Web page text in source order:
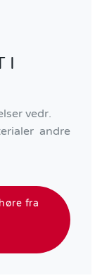
I
vedr.
andre
fra